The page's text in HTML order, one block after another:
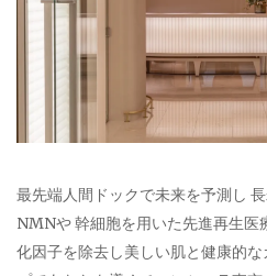
最先端人間ドックで未来を予測し
NMNや 幹細胞を用いた先進再生医
化因子を除去し美しい肌と健康的